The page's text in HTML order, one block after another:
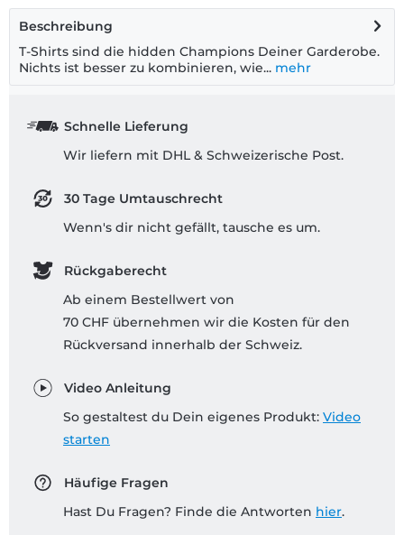
Beschreibung
T-Shirts sind die hidden Champions Deiner Garderobe.
Nichts ist besser zu kombinieren, wie... mehr
Schnelle Lieferung
Wir liefern mit DHL & Schweizerische Post.
30 Tage Umtauschrecht
Wenn's dir nicht gefällt, tausche es um.
Rückgaberecht
Ab einem Bestellwert von
70 CHF übernehmen wir die Kosten für den
Rückversand innerhalb der Schweiz.
Video Anleitung
So gestaltest du Dein eigenes Produkt: Video
starten
Häufige Fragen
Hast Du Fragen? Finde die Antworten hier.